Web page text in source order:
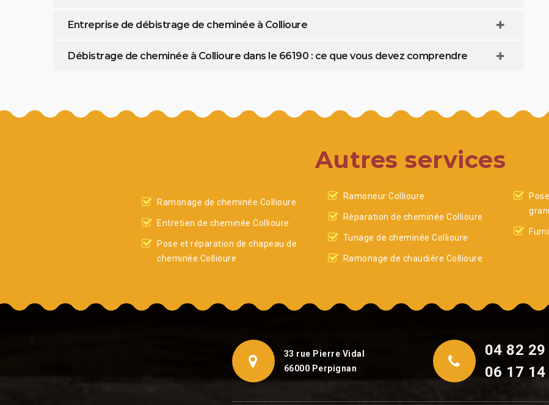
Entreprise de débistrage de cheminée à Collioure
Débistrage de cheminée à Collioure dans le 66190 : ce que vous devez comprendre
Autres services
Ramonage de cheminée Collioure
Entretien de cheminée Collioure
Pose et réparation de chapeau de
cheminée Collioure
Ramoneur Collioure
Réparation de cheminée Collioure
Tunage de cheminée Collioure
Ramonage de chaudière Collioure
33 rue Pierre Vidal
66000 Perpignan
04 82
06 17 14